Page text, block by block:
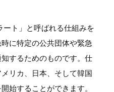
ート」と呼ばれる仕組みを
に特定の公共団体や緊急
するためのものです。仕
リカ、日本、そして韓国
始することができます。